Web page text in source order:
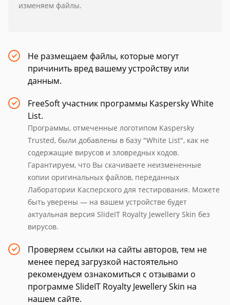
изменяем файлы.
Не размещаем файлы, которые могут
причинить вред вашему устройству или
данным.
FreeSoft участник программы Kaspersky White
List.
Программы, отмеченные логотипом Kaspersky
Trusted, были добавлены в базу "White List", как не
содержащие вирусов и зловредных кодов.
Гарантируем, что Вы скачиваете неизмененные
копии оригинальных файлов, переданных
Лаборатории Касперского для тестирования. Можете
быть уверены — на вашем устройстве будет
актуальная версия SlideIT Royalty Jewellery Skin без
вирусов.
Проверяем ссылки на сайты авторов, тем не
менее перед загрузкой настоятельно
рекомендуем ознакомиться с отзывами о
программе SlideIT Royalty Jewellery Skin на
нашем сайте.